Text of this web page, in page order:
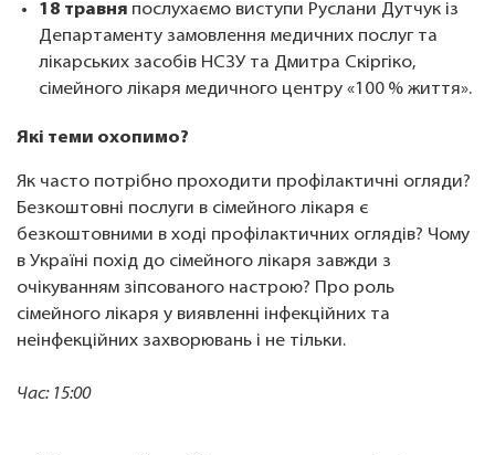
18 травня послухаємо виступи Руслани Дутчук із
Департаменту замовлення медичних послуг та
лікарських засобів НСЗУ та Дмитра Скіргіко,
сімейного лікаря медичного центру «100 % життя».
Які теми охопимо?
Як часто потрібно проходити профілактичні огляди?
Безкоштовні послуги в сімейного лікаря є
безкоштовними в ході профілактичних оглядів? Чому
в Україні похід до сімейного лікаря завжди з
очікуванням зіпсованого настрою? Про роль
сімейного лікаря у виявленні інфекційних та
неінфекційних захворювань і не тільки.
Час: 15:00